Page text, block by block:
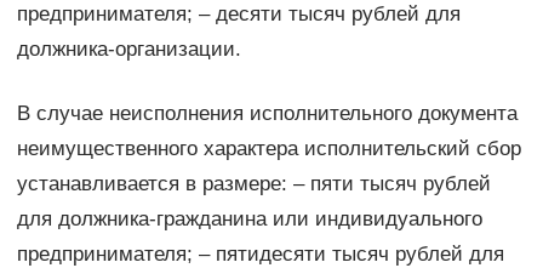
предпринимателя; – десяти тысяч рублей для
должника-организации.
В случае неисполнения исполнительного документа
неимущественного характера исполнительский сбор
устанавливается в размере: – пяти тысяч рублей
для должника-гражданина или индивидуального
предпринимателя; – пятидесяти тысяч рублей для